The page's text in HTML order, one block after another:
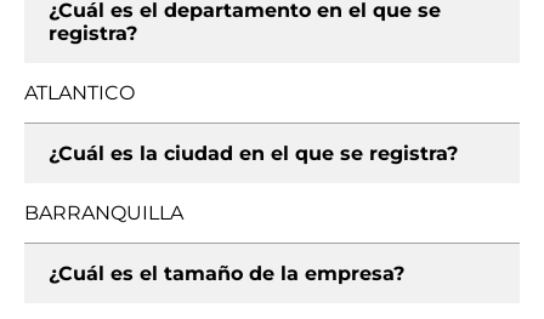
¿Cuál es el departamento en el que se
registra?
ATLANTICO
¿Cuál es la ciudad en el que se registra?
BARRANQUILLA
¿Cuál es el tamaño de la empresa?